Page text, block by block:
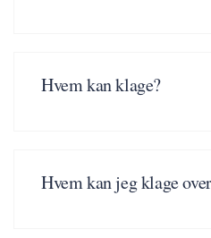
Hvem kan klage?
Hvem kan jeg klage